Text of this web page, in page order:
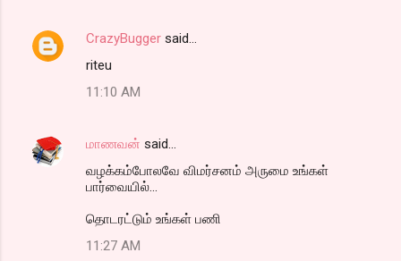
CrazyBugger said…
riteu
11:10 AM
மாணவன் said…
வழக்கம்போலவே விமர்சனம் அருமை உங்கள்
பார்வையில்...
தொடரட்டும் உங்கள் பணி
11:27 AM